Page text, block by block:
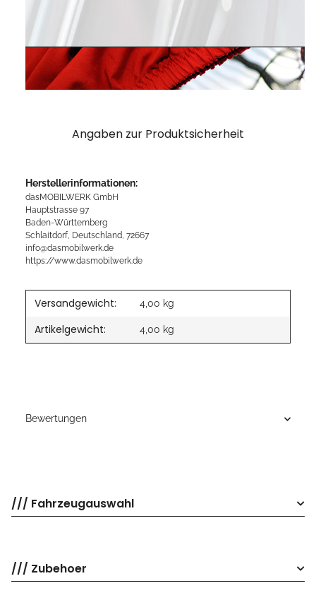
Angaben zur Produktsicherheit
Herstellerinformationen:
dasMOBILWERK GmbH
Hauptstrasse 97
Baden-Württemberg
Schlaitdorf, Deutschland, 72667
info@dasmobilwerk.de
https://www.dasmobilwerk.de
Versandgewicht: 4,00 kg
Artikelgewicht: 4,00 kg
Bewertungen
/// Fahrzeugauswahl
/// Zubehoer